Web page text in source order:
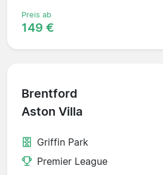
Preis ab
149 €
Brentford
Aston Villa
Griffin Park
Premier League